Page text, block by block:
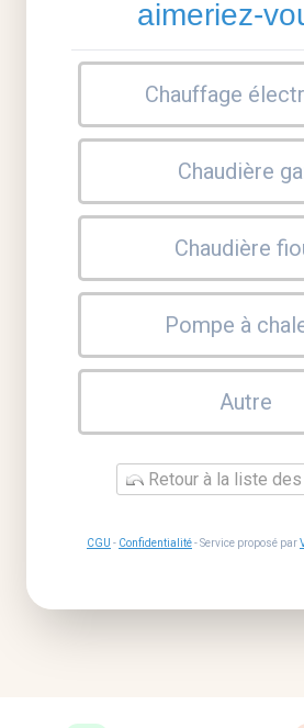
aimeriez-
Chauffage
Chaudière
Chaudière
Pompe à
Autre
Retour à la liste
CGU - Confidentialité- Service proposé par